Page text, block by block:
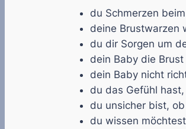
du Schmerzen
deine Brustwarzen
du dir Sorgen um
dein Baby die
dein Baby nicht
du das Gefühl
du unsicher bist,
du wissen